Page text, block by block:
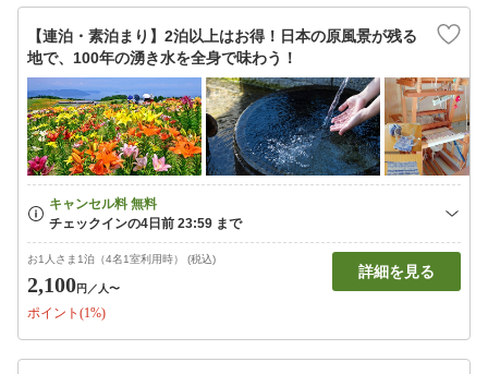
【連泊・素泊まり】2泊以上はお得！日本の原風景が残る
地で、100年の湧き水を全身で味わう！
お1人さま1泊（4名1室利用時） (税込)
2,100円 ／人〜
ポイント(1%)
詳細を見る